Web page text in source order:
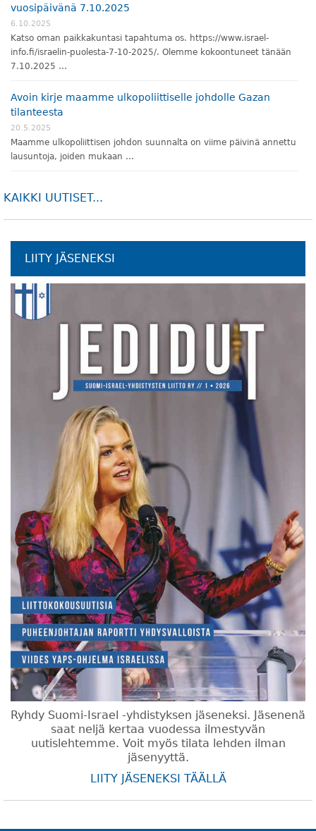
vuosipäivänä 7.10.2025
6.10.2025
Katso oman paikkakuntasi tapahtuma os. https://www.israel-
info.fi/israelin-puolesta-7-10-2025/. Olemme kokoontuneet tänään
7.10.2025 …
Avoin kirje maamme ulkopoliittiselle johdolle Gazan
tilanteesta
20.5.2025
Maamme ulkopoliittisen johdon suunnalta on viime päivinä annettu
lausuntoja, joiden mukaan …
KAIKKI UUTISET...
LIITY JÄSENEKSI
Ryhdy Suomi-Israel -yhdistyksen jäseneksi. Jäsenenä
saat neljä kertaa vuodessa ilmestyvän
uutislehtemme. Voit myös tilata lehden ilman
jäsenyyttä.
LIITY JÄSENEKSI TÄÄLLÄ